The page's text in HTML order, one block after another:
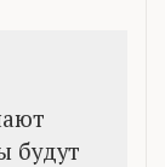
будут